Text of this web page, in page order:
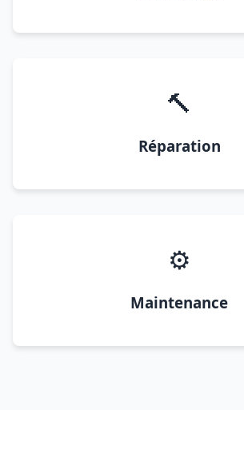
🔨
Réparation
⚙️
Maintenance